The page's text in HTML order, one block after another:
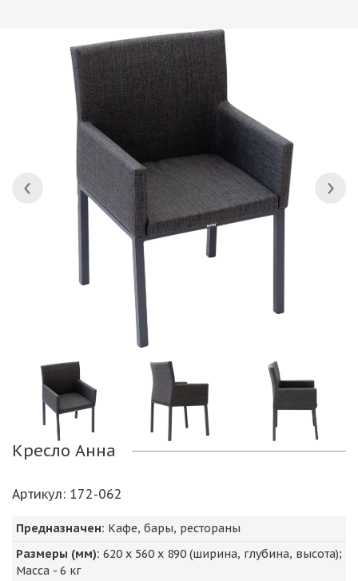
Кресло Анна
Артикул: 172-062
Предназначен: Кафе, бары, рестораны
Размеры (мм): 620 х 560 х 890 (ширина, глубина, высота);
Масса - 6 кг